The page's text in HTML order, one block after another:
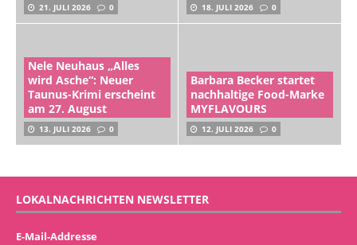
21. JULI 2026 0 18. JULI 2026 0
Nele Neuhaus „Alles
wird Asche“: Neuer
Taunus-Krimi erscheint
am 27. August
13. JULI 2026 0
Barbara Becker startet
nachhaltige Food-Marke
MYFLAVOURS
12. JULI 2026 0
LOKALNACHRICHTEN NEWSLETTER
E-Mail-Addresse